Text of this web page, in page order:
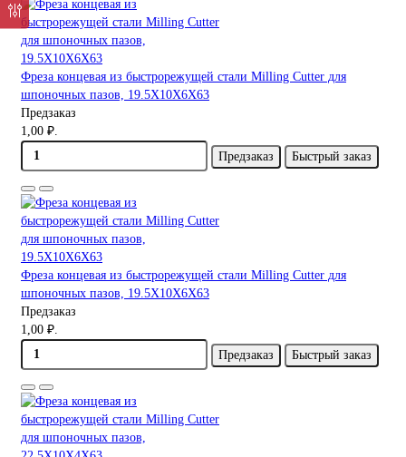
Фреза концевая из быстрорежущей стали Milling Cutter для
шпоночных пазов, 19.5X10X6X63
Предзаказ
1,00 ₽.
Предзаказ
Быстрый заказ
Фреза концевая из быстрорежущей стали Milling Cutter для
шпоночных пазов, 19.5X10X6X63
Предзаказ
1,00 ₽.
Предзаказ
Быстрый заказ